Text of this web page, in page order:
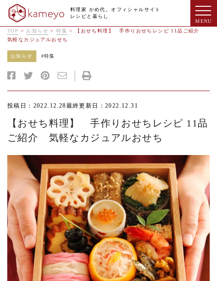
料理家 かめ代。オフィシャルサイト
レシピと暮らし
TOP > お知らせ >特集 >
【おせち料理】 手作りおせちレシピ 11品ご紹介
気軽なカジュアルおせち
お知らせ #特集
投稿日：2022.12.28最終更新日：2022.12.31
【おせち料理】 手作りおせちレシピ 11品
ご紹介 気軽なカジュアルおせち